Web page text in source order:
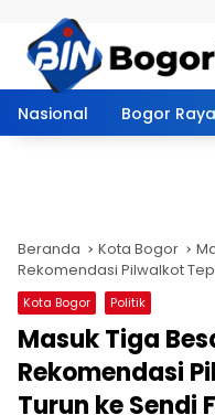
Nasional Bogor Raya
Beranda Kota Bogor
Rekomendasi Pilwalkot
Kota Bogor Politik
Masuk Tiga
Rekomendasi
Turun ke Sendi